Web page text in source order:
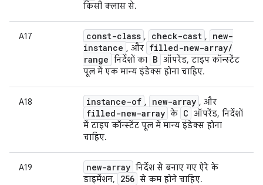
किसी क्लास से.
A17 const-class , check-cast ,
new-
instance , और filled-new-array/
range निर्देशों का B ऑपरेंड, टाइप कॉन्स्टेंट
पूल में एक मान्य इंडेक्स होना चाहिए.
A18 instance-of , new-array , और
filled-new-array के C ऑपरेंड, निर्देशों
में टाइप कॉन्स्टेंट पूल में मान्य इंडेक्स होना
चाहिए.
A19 new-array निर्देश से बनाए गए ऐरे के
डाइमेंशन,
256 से कम होने चाहिए.